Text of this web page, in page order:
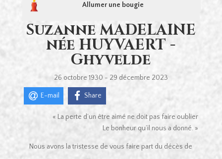
Allumer une bougie
Suzanne MADELAINE
née HUYVAERT -
Ghyvelde
26 octobre 1930 - 29 décembre 2023
E-mail Share
« La perte d’un être aimé ne doit pas faire oublier
Le bonheur qu’il nous a donné. »
Nous avons la tristesse de vous faire part du décès de